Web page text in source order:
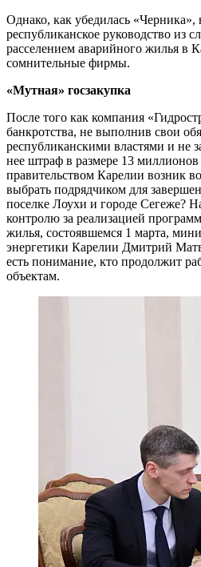
Однако, как убедилась «Черника»,
республиканское руководство из
расселением аварийного жилья в
сомнительные фирмы.
«Мутная» госзакупка
После того как компания
банкротства, не выполнив свои
республиканскими властями и не
нее штраф в размере 13 миллионов
правительством Карелии возник
выбрать подрядчиком для
поселке Лоухи и городе Сегеже?
контролю за реализацией
жилья, состоявшемся 1 марта,
энергетики Карелии Дмитрий
есть понимание, кто продолжит
объектам.